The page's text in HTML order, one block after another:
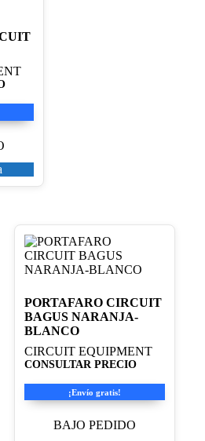
PORTAFARO CIRCUIT
BAGUS NARANJA-
BLANCO
CIRCUIT EQUIPMENT
CONSULTAR PRECIO
¡Envío gratis!
BAJO PEDIDO